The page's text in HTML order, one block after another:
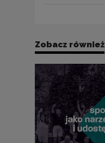
Zobacz również